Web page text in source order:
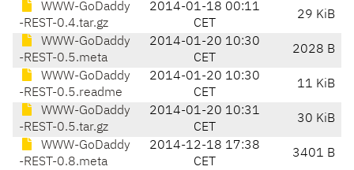
WWW-GoDaddy
-REST-0.4.tar.gz
2014-01-18 00:11
CET
29 KiB
WWW-GoDaddy
-REST-0.5.meta
2014-01-20 10:30
CET
2028 B
WWW-GoDaddy
-REST-0.5.readme
2014-01-20 10:30
CET
11 KiB
WWW-GoDaddy
-REST-0.5.tar.gz
2014-01-20 10:31
CET
30 KiB
WWW-GoDaddy
-REST-0.8.meta
2014-12-18 17:38
CET
3401 B